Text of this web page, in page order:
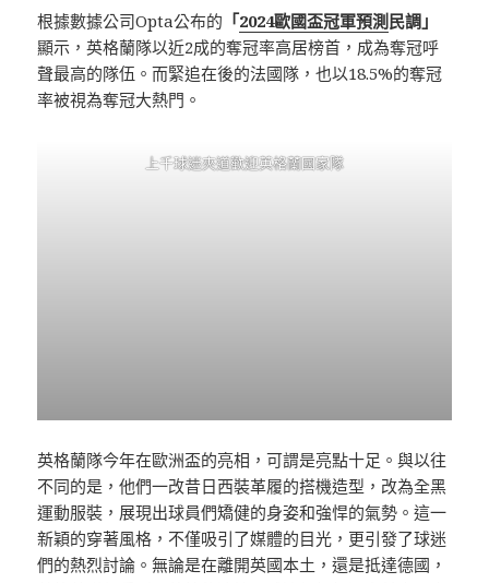
根據數據公司Opta公布的 「2024歐國盃冠軍預測 民調」
顯示，英格蘭隊以近2成的奪冠率高居榜首，成為奪冠呼
聲最高的隊伍。而緊追在後的法國隊，也以18.5%的奪冠
率被視為奪冠大熱門。
上千球迷夾道歡迎英格蘭國家隊
英格蘭隊今年在歐洲盃的亮相，可謂是亮點十足。與以往
不同的是，他們一改昔日西裝革履的搭機造型，改為全黑
運動服裝，展現出球員們矯健的身姿和強悍的氣勢。這一
新穎的穿著風格，不僅吸引了媒體的目光，更引發了球迷
們的熱烈討論。無論是在離開英國本土，還是抵達德國，